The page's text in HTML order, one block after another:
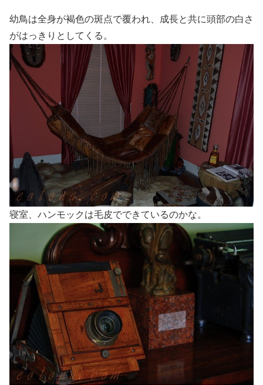
幼鳥は全身が褐色の斑点で覆われ、成長と共に頭部の白さ
がはっきりとしてくる。
寝室、ハンモックは毛皮でできているのかな。